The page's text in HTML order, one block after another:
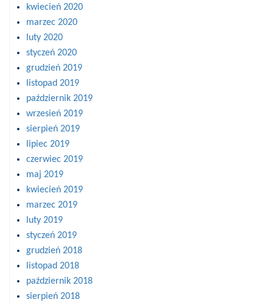
kwiecień 2020
marzec 2020
luty 2020
styczeń 2020
grudzień 2019
listopad 2019
październik 2019
wrzesień 2019
sierpień 2019
lipiec 2019
czerwiec 2019
maj 2019
kwiecień 2019
marzec 2019
luty 2019
styczeń 2019
grudzień 2018
listopad 2018
październik 2018
sierpień 2018